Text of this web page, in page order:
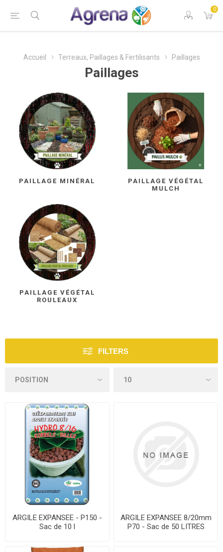
0
Accueil Terreaux, Paillages & Fertilisants Paillages
Paillages
PAILLAGE MINÉRAL
PAILLAGE VÉGÉTAL
MULCH
PAILLAGE VÉGÉTAL
ROULEAUX
FILTERS
ARGILE EXPANSEE - P150 -
Sac de 10 l
ARGILE EXPANSEE 8/20mm
P70 - Sac de 50 LITRES